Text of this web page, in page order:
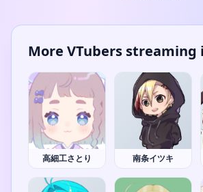
More VTubers streaming
高細工さとり 南条イツキ